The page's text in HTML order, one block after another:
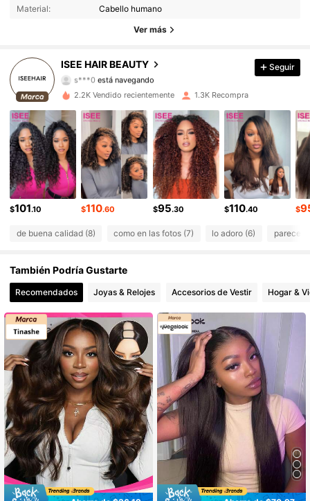
Material: Cabello humano
Ver más
ISEE HAIR BEAUTY
52K Seguidores
4.82
s***0 está navegando
4.82
4.82 52K Seguidores
4.82 52K Seguidores
4.82 52K Seguidores
4.82
4.82 52K Seguidores
Seguir
2.2K Vendido recientemente 1.3K Recompra
$101.10 $110.60 $95.30 $110.40 $
de buena calidad (8) como en las fotos (7) lo adoro (6) parece
También Podría Gustarte
Recomendados Joyas & Relojes Accesorios de Vestir Hogar &